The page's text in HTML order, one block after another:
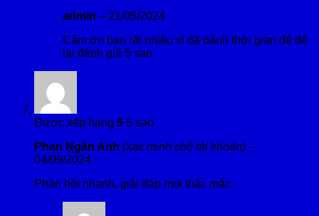
admin – 21/05/2024
Cảm ơn bạn rất nhiều vì đã dành thời gian để để
lại đánh giá 5 sao
Được xếp hạng 5 5 sao
Phan Ngân Anh (xác minh chủ tài khoản) –
04/09/2024
Phản hồi nhanh, giải đáp mọi thắc mắc.